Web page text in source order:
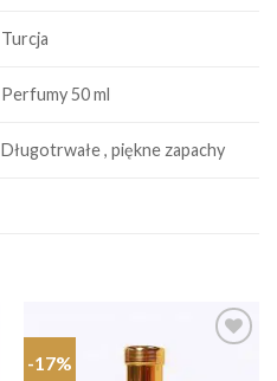
Turcja
Perfumy 50 ml
Długotrwałe , piękne zapachy
-17%